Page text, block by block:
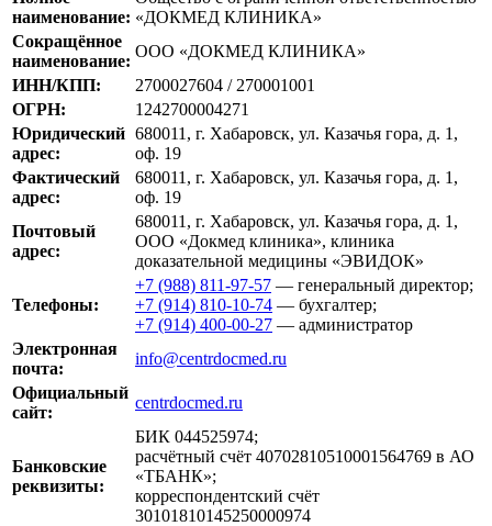
наименование: «ДОКМЕД КЛИНИКА»
Сокращённое
наименование:
ООО «ДОКМЕД КЛИНИКА»
ИНН/КПП:
2700027604 / 270001001
ОГРН:
1242700004271
Юридический
адрес:
680011, г. Хабаровск, ул. Казачья гора, д. 1,
оф. 19
Фактический
адрес:
680011, г. Хабаровск, ул. Казачья гора, д. 1,
оф. 19
Почтовый
адрес:
680011, г. Хабаровск, ул. Казачья гора, д. 1,
ООО «Докмед клиника», клиника
доказательной медицины «ЭВИДОК»
Телефоны:
+7 (988) 811-97-57 — генеральный директор;
+7 (914) 810-10-74 — бухгалтер;
+7 (914) 400-00-27 — администратор
Электронная
почта:
info@centrdocmed.ru
Официальный
сайт:
centrdocmed.ru
Банковские
реквизиты:
БИК 044525974;
расчётный счёт 40702810510001564769 в АО
«ТБАНК»;
корреспондентский счёт
30101810145250000974